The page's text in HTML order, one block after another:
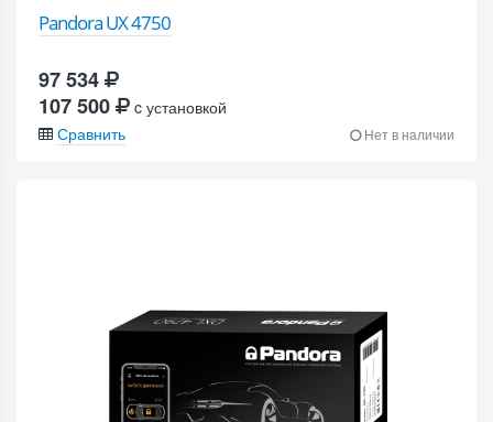
Pandora UX 4750
97 534
107 500
c установкой
Сравнить
Нет в наличии